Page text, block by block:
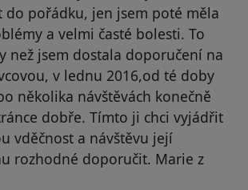
do pořádku, jen jsem poté měla
a velmi časté bolesti. To
než jsem dostala doporučení na
v lednu 2016,od té doby
několika návštěvách konečně
dobře. Tímto ji chci vyjádřit
vděčnost a návštěvu její
rozhodné doporučit. Marie z